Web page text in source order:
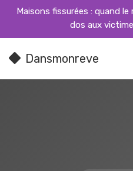
Maisons fissurées : quand
dos aux
Dansmonreve